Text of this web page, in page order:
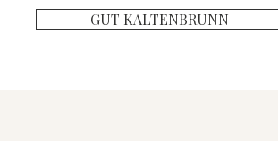
GUT KALTENBRUNN